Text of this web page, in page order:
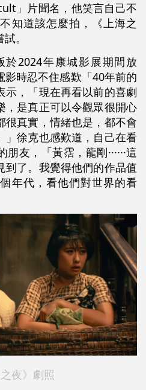
」片聞名，他笑言自己不
知道該怎麼拍，《上海之
。
於2024年康城影展期間放
影時忍不住感歎「40年前的
示，「現在再看以前的喜劇
，是真正可以令觀眾很開心
很真實，情緒也是，都不會
」徐克也感歎道，自己在看
友，「黃霑，龍剛······這
到了。我覺得他們的作品值
年代，看他們對世界的看
之夜》劇照